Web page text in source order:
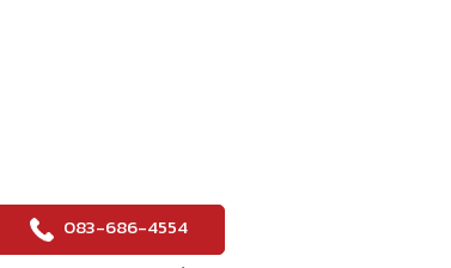
083-686-4554